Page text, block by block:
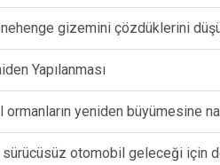
gizemini çözdüklerini
Yapılanması
yeniden büyümesine
sürücüsüz otomobil geleceği için